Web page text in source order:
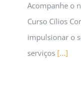
Acompanhe o
Curso Cílios
impulsionar o
serviços [...]